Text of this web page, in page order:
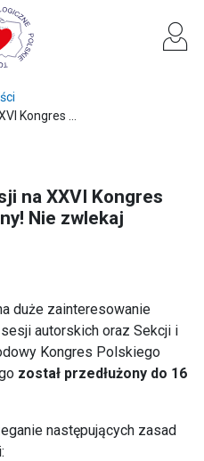
Kongres ...
na XXVI Kongres
Nie zwlekaj
duże zainteresowanie
autorskich oraz Sekcji i
Kongres Polskiego
został przedłużony do 16
następujących zasad